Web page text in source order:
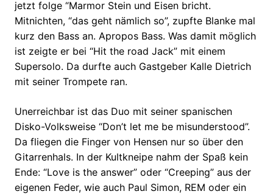
jetzt folge “Marmor Stein und Eisen bricht.
Mitnichten, “das geht nämlich so”, zupfte Blanke mal
kurz den Bass an. Apropos Bass. Was damit möglich
ist zeigte er bei “Hit the road Jack” mit einem
Supersolo. Da durfte auch Gastgeber Kalle Dietrich
mit seiner Trompete ran.
Unerreichbar ist das Duo mit seiner spanischen
Disko-Volksweise “Don’t let me be misunderstood”.
Da fliegen die Finger von Hensen nur so über den
Gitarrenhals. In der Kultkneipe nahm der Spaß kein
Ende: “Love is the answer” oder “Creeping” aus der
eigenen Feder, wie auch Paul Simon, REM oder ein